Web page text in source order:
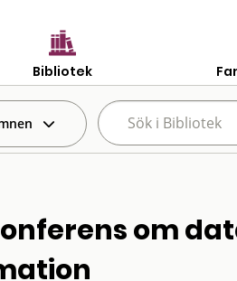
Bibliotek
om